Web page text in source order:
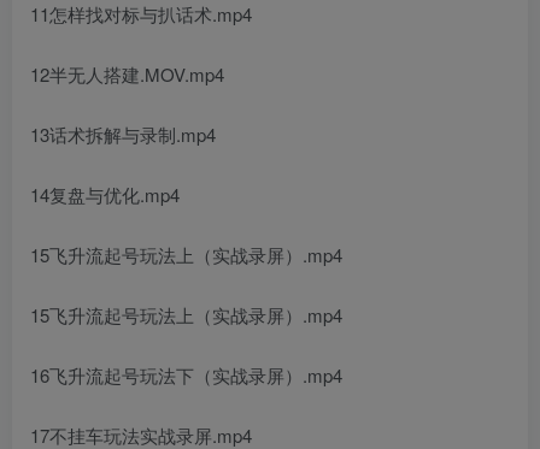
11怎样找对标与扒话术.mp4
12半无人搭建.MOV.mp4
13话术拆解与录制.mp4
14复盘与优化.mp4
15飞升流起号玩法上（实战录屏）.mp4
15飞升流起号玩法上（实战录屏）.mp4
16飞升流起号玩法下（实战录屏）.mp4
17不挂车玩法实战录屏.mp4